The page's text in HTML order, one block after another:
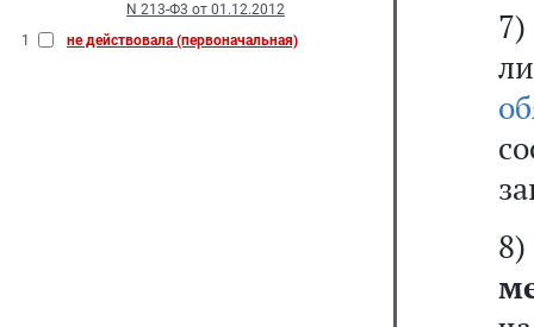
N 213-Ф3 от 01.12.2012
1
не действовала (первоначальная)